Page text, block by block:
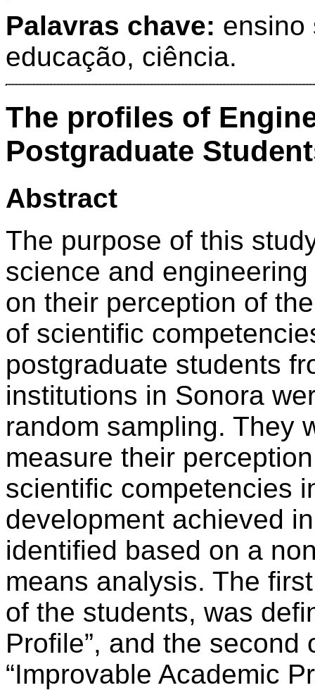
Palavras chave: ensino
educação, ciência.
The profiles of
Postgraduate
Abstract
The purpose of this
science and
on their perception of
of scientific
postgraduate students
institutions in Sonora
random sampling. They
measure their
scientific competencies
development achieved
identified based on a
means analysis. The
of the students, was
Profile”, and the
“Improvable Academic